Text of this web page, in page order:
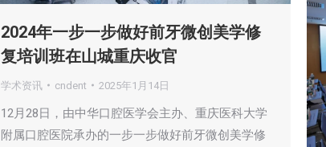
2024年一步一步做好前牙微创美学修
复培训班在山城重庆收官
学术资讯 cndent 2025年1月14日
12月28日，由中华口腔医学会主办、重庆医科大学
附属口腔医院承办的一步一步做好前牙微创美学修